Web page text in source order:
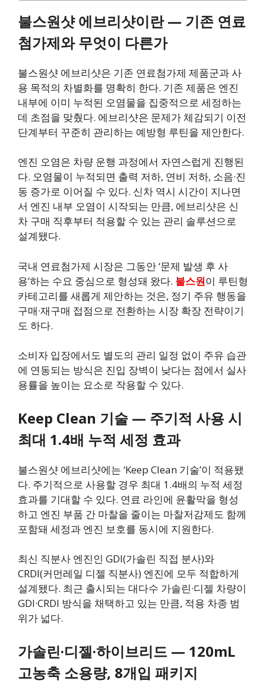
불스원샷 에브리샷이란 — 기존 연료
첨가제와 무엇이 다른가
불스원샷 에브리샷은 기존 연료첨가제 제품군과 사
용 목적의 차별화를 명확히 한다. 기존 제품은 엔진
내부에 이미 누적된 오염물을 집중적으로 세정하는
데 초점을 맞췄다. 에브리샷은 문제가 체감되기 이전
단계부터 꾸준히 관리하는 예방형 루틴을 제안한다.
엔진 오염은 차량 운행 과정에서 자연스럽게 진행된
다. 오염물이 누적되면 출력 저하, 연비 저하, 소음·진
동 증가로 이어질 수 있다. 신차 역시 시간이 지나면
서 엔진 내부 오염이 시작되는 만큼, 에브리샷은 신
차 구매 직후부터 적용할 수 있는 관리 솔루션으로
설계됐다.
국내 연료첨가제 시장은 그동안 ‘문제 발생 후 사
용’하는 수요 중심으로 형성돼 왔다. 불스원이 루틴형
카테고리를 새롭게 제안하는 것은, 정기 주유 행동을
구매·재구매 접점으로 전환하는 시장 확장 전략이기
도 하다.
소비자 입장에서도 별도의 관리 일정 없이 주유 습관
에 연동되는 방식은 진입 장벽이 낮다는 점에서 실사
용률을 높이는 요소로 작용할 수 있다.
Keep Clean 기술 — 주기적 사용 시
최대 1.4배 누적 세정 효과
불스원샷 에브리샷에는 ‘Keep Clean 기술’이 적용됐
다. 주기적으로 사용할 경우 최대 1.4배의 누적 세정
효과를 기대할 수 있다. 연료 라인에 윤활막을 형성
하고 엔진 부품 간 마찰을 줄이는 마찰저감제도 함께
포함돼 세정과 엔진 보호를 동시에 지원한다.
최신 직분사 엔진인 GDI(가솔린 직접 분사)와
CRDI(커먼레일 디젤 직분사) 엔진에 모두 적합하게
설계됐다. 최근 출시되는 대다수 가솔린·디젤 차량이
GDI·CRDI 방식을 채택하고 있는 만큼, 적용 차종 범
위가 넓다.
가솔린·디젤·하이브리드 — 120mL
고농축 소용량, 8개입 패키지